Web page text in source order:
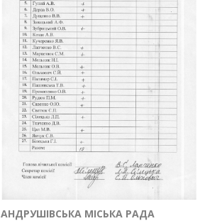
АНДРУШІВСЬКА МІСЬКА РАДА